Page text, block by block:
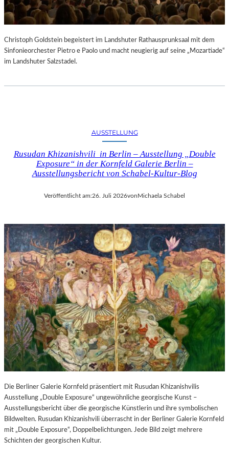
Christoph Goldstein begeistert im Landshuter Rathausprunksaal mit dem
Sinfonieorchester Pietro e Paolo und macht neugierig auf seine „Mozartiade“
im Landshuter Salzstadel.
AUSSTELLUNG
Rusudan Khizanishvili in Berlin – Ausstellung „Double
Exposure“ in der Kornfeld Galerie Berlin –
Ausstellungsbericht von Schabel-Kultur-Blog
Veröffentlicht am:26. Juli 2026von Michaela Schabel
Die Berliner Galerie Kornfeld präsentiert mit Rusudan Khizanishvilis
Ausstellung „Double Exposure“ ungewöhnliche georgische Kunst –
Ausstellungsbericht über die georgische Künstlerin und ihre symbolischen
Bildwelten. Rusudan Khizanishvili überrascht in der Berliner Galerie Kornfeld
mit „Double Exposure“, Doppelbelichtungen. Jede Bild zeigt mehrere
Schichten der georgischen Kultur.